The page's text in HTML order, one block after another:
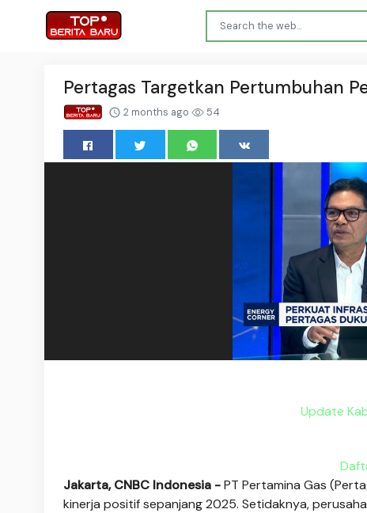
Pertagas Targetkan Pertumbuhan
2 months ago 54
Update
Jakarta, CNBC Indonesia -PT Pertamina Gas
kinerja positif sepanjang 2025. Setidaknya,